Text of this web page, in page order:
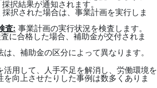
採択結果が通知されます。
採択された場合は、事業計画を実行しま
査: 事業計画の実行状況を検査します。
に合格した場合、補助金が交付されま
、補助金の区分によって異なります。
活用して、人手不足を解消し、労働環境を
を向上させたりした事例は数多くありま